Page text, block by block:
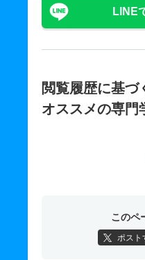
LINE
閲覧履歴に基づ
オススメの専門
このペ
ポスト